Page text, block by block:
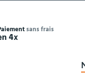
sans frais
4x